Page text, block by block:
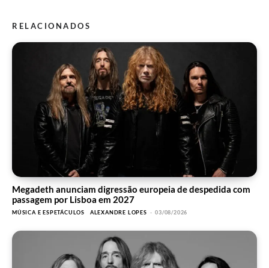
RELACIONADOS
Megadeth anunciam digressão europeia de despedida com
passagem por Lisboa em 2027
MÚSICA E ESPETÁCULOS ALEXANDRE LOPES - 03/08/2026